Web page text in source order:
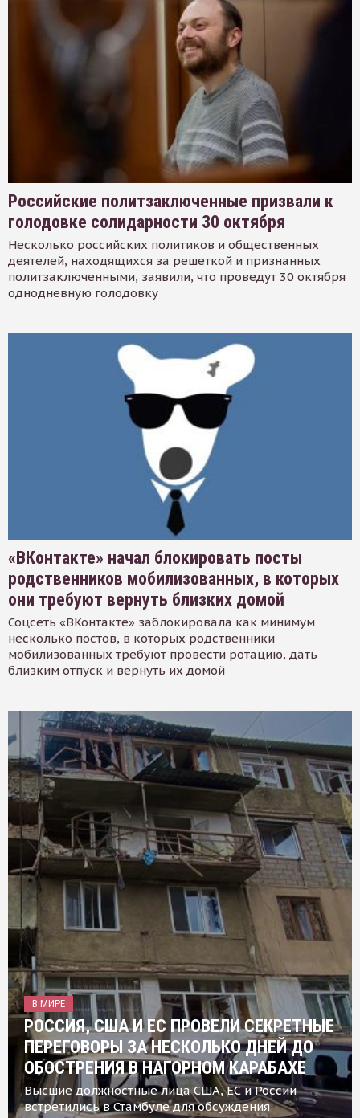
Российские политзаключенные призвали к
голодовке солидарности 30 октября
Несколько российских политиков и общественных
деятелей, находящихся за решеткой и признанных
политзаключенными, заявили, что проведут 30 октября
однодневную голодовку
«ВКонтакте» начал блокировать посты
родственников мобилизованных, в которых
они требуют вернуть близких домой
Соцсеть «ВКонтакте» заблокировала как минимум
несколько постов, в которых родственники
мобилизованных требуют провести ротацию, дать
близким отпуск и вернуть их домой
В МИРЕ
РОССИЯ, США И ЕС ПРОВЕЛИ СЕКРЕТНЫЕ
ПЕРЕГОВОРЫ ЗА НЕСКОЛЬКО ДНЕЙ ДО
ОБОСТРЕНИЯ В НАГОРНОМ КАРАБАХЕ
Высшие должностные лица США, ЕС и России
встретились в Стамбуле для обсуждения